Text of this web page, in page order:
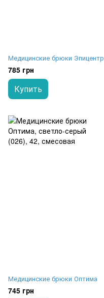
Медицинские брюки Эпицентр
785 грн
Купить
Медицинские брюки Оптима
745 грн